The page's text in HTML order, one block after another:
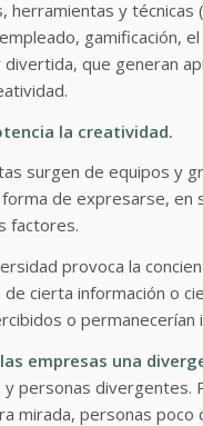
herramientas y
gamificación, el
que generan
la creatividad.
surgen de equipos y
de expresarse,
factores.
provoca la
cierta información o
o permanecerían
empresas una
personas divergentes.
mirada, personas poco